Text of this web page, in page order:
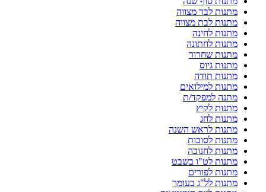
מתנות לבר מצווה
מתנות לבת מצווה
מתנות לחינה
מתנות לחתונה
מתנות שחרור
מתנות גיוס
מתנות תודה
מתנות למילואים
מתנה למפקד/ת
מתנות לקיץ
מתנות לחג
מתנות לראש השנה
מתנות לסוכות
מתנות לחנוכה
מתנות לט"ו בשבט
מתנות לפורים
מתנות לל"ג בעומר